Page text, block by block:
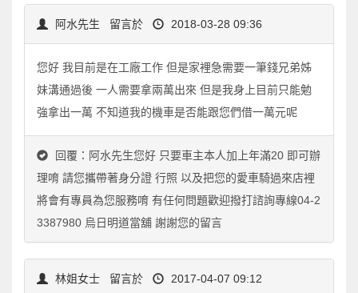
阿水先生 留言於 2018-03-28 09:36
您好 我目前是在工廠工作 但是家裡急需要一筆錢兄弟姊
妹溝通過後 一人需要拿兩萬出來 但是我身上目前只能勉
強拿出一萬 不知道我的機車是否能跟您們借一萬元呢
回覆：阿水先生您好 只要車主本人加上年滿20 即可辦
理唷 請您攜帶著身分證 行照 以及把您的愛車騎過來店裡
將會有專員為您服務唷 有任何問題歡迎撥打諮詢專線04-2
3387980 烏日明道當舖 謝謝您的留言
林姐女士 留言於 2017-04-07 09:12